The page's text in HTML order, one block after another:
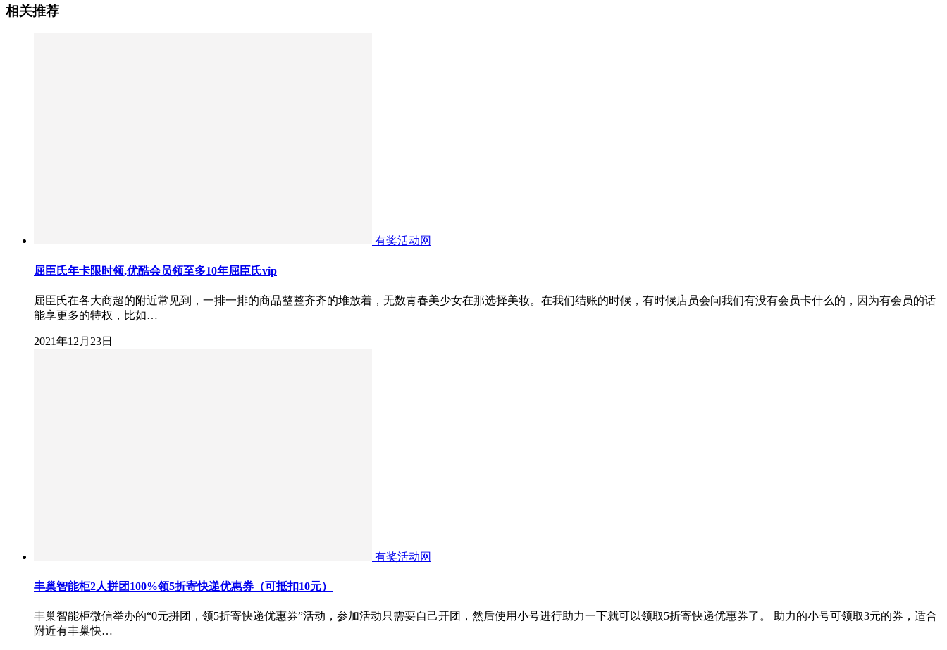
相关推荐
有奖活动网
屈臣氏年卡限时领,优酷会员领至多10年屈臣氏vip
屈臣氏在各大商超的附近常见到，一排一排的商品整整齐齐的堆放着，无数青春美少女在那选择美妆。在我们结账的时候，有时候店员会问我们有没有会员卡什么的，因为有会员的话
能享更多的特权，比如…
2021年12月23日
有奖活动网
丰巢智能柜2人拼团100%领5折寄快递优惠券（可抵扣10元）
丰巢智能柜微信举办的“0元拼团，领5折寄快递优惠券”活动，参加活动只需要自己开团，然后使用小号进行助力一下就可以领取5折寄快递优惠券了。 助力的小号可领取3元的券，适合
附近有丰巢快…